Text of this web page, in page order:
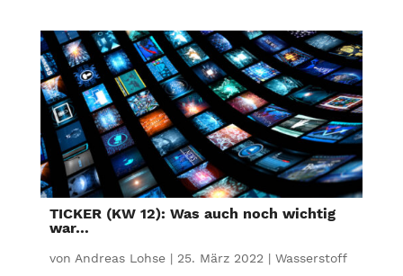
TICKER (KW 12): Was auch noch wichtig
war…
von Andreas Lohse| 25. März 2022 | Wasserstoff